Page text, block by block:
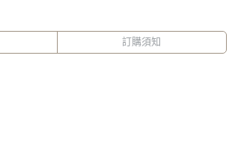
訂購須知